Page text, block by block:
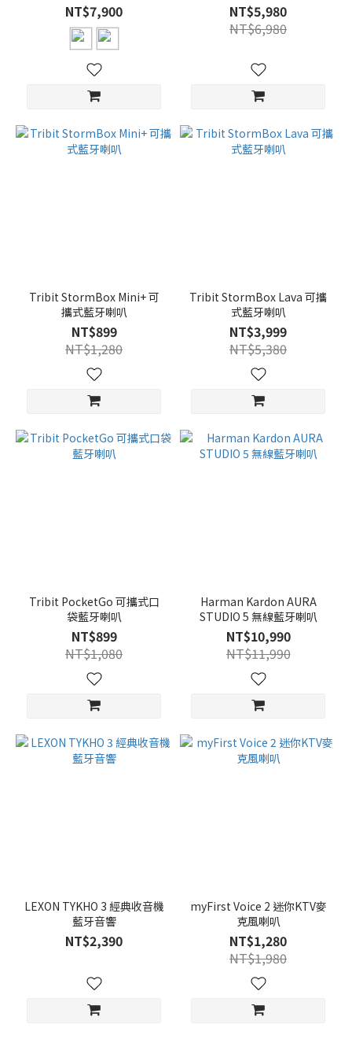
NT$7,900
NT$5,980
NT$6,980
Tribit StormBox Mini+ 可
攜式藍牙喇叭
NT$899
NT$1,280
Tribit StormBox Lava 可攜
式藍牙喇叭
NT$3,999
NT$5,380
Tribit PocketGo 可攜式口
袋藍牙喇叭
NT$899
NT$1,080
Harman Kardon AURA
STUDIO 5 無線藍牙喇叭
NT$10,990
NT$11,990
LEXON TYKHO 3 經典收音機
藍牙音響
NT$2,390
myFirst Voice 2 迷你KTV麥
克風喇叭
NT$1,280
NT$1,980